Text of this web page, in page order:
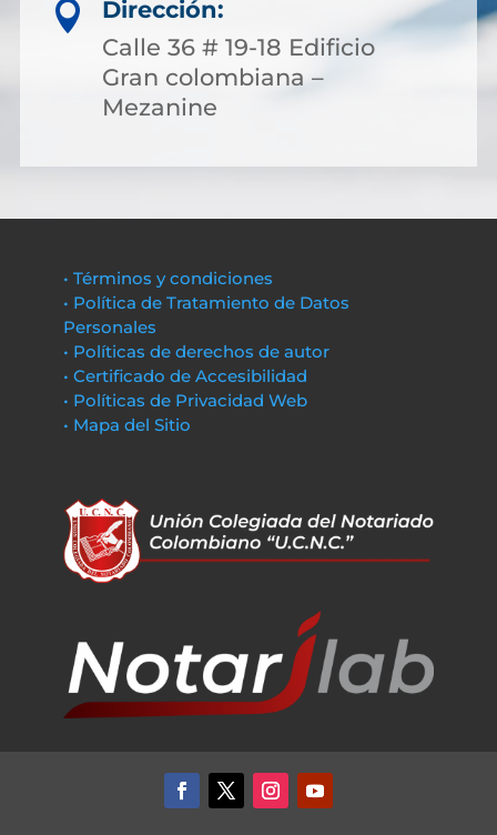

Dirección:
Calle 36 # 19-18 Edificio
Gran colombiana –
Mezanine
• Términos y condiciones
• Política de Tratamiento de Datos
Personales
• Políticas de derechos de autor
• Certificado de Accesibilidad
• Políticas de Privacidad Web
• Mapa del Sitio